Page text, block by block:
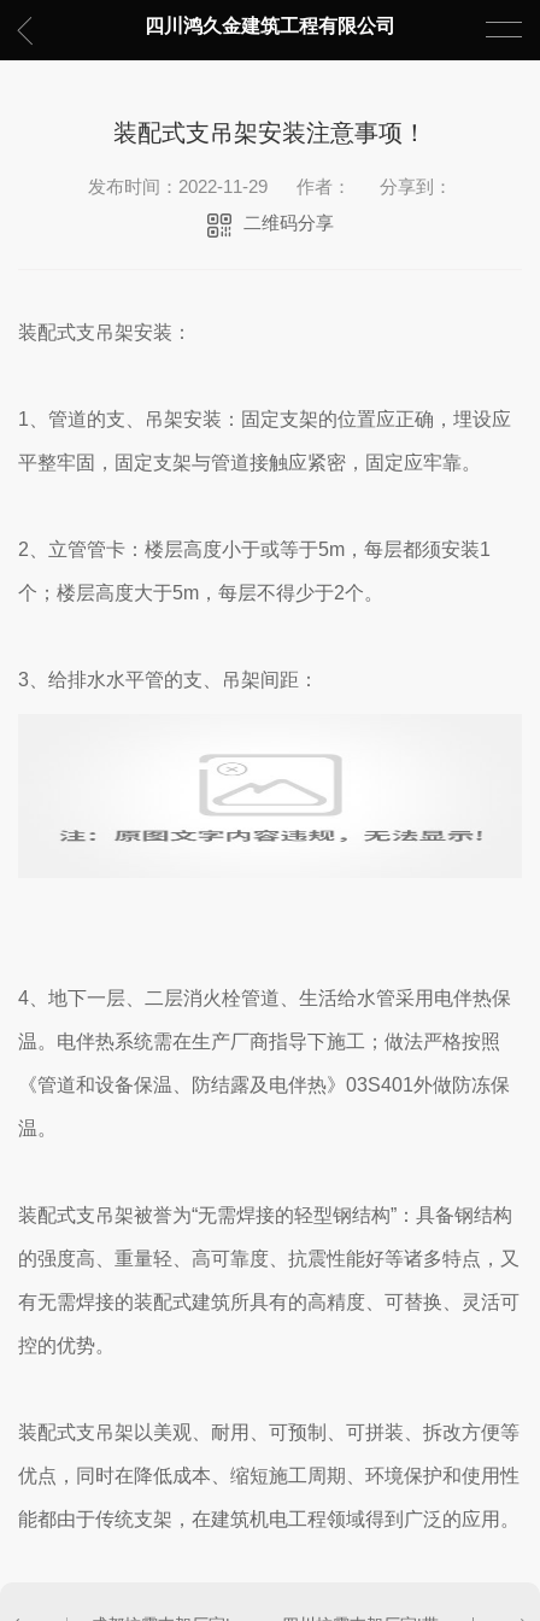
四川鸿久金建筑工程有限公司
装配式支吊架安装注意事项！
发布时间：2022-11-29 作者：
分享到：
二维码分享
装配式支吊架安装：
1、管道的支、吊架安装：固定支架的位置应正确，埋设应
平整牢固，固定支架与管道接触应紧密，固定应牢靠。
2、立管管卡：楼层高度小于或等于5m，每层都须安装1
个；楼层高度大于5m，每层不得少于2个。
3、给排水水平管的支、吊架间距：
4、地下一层、二层消火栓管道、生活给水管采用电伴热保
温。电伴热系统需在生产厂商指导下施工；做法严格按照
《管道和设备保温、防结露及电伴热》03S401外做防冻保
温。
装配式支吊架被誉为“无需焊接的轻型钢结构”：具备钢结构
的强度高、重量轻、高可靠度、抗震性能好等诸多特点，又
有无需焊接的装配式建筑所具有的高精度、可替换、灵活可
控的优势。
装配式支吊架以美观、耐用、可预制、可拼装、拆改方便等
优点，同时在降低成本、缩短施工周期、环境保护和使用性
能都由于传统支架，在建筑机电工程领域得到广泛的应用。